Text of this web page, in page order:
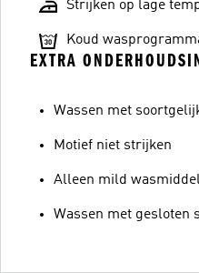
Strijken op lage
Koud
EXTRA
Wassen met
Motief niet strijken
Alleen mild
Wassen met gesloten